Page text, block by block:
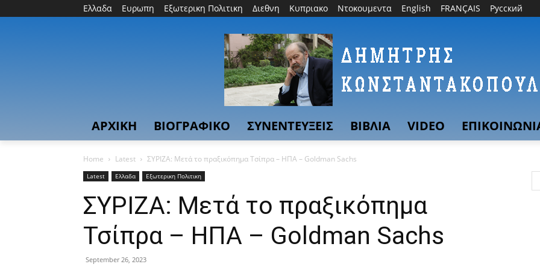
Ελλαδα Ευρωπη Εξωτερικη Πολιτικη Διεθνη Κυπριακο Ντοκουμεντα English FRANÇAIS Русский
ΑΡΧΙΚΗ ΒΙΟΓΡΑΦΙΚΟ ΣΥΝΕΝΤΕΥΞΕΙΣ ΒΙΒΛΙΑ VIDEO
Home Latest ΣΥΡΙΖΑ: Μετά το πραξικόπημα Τσίπρα – ΗΠΑ – Goldman Sachs
Latest Ελλαδα Εξωτερικη Πολιτικη
ΣΥΡΙΖΑ: Μετά το πραξικόπημα
Τσίπρα – ΗΠΑ – Goldman Sachs
September 26, 2023